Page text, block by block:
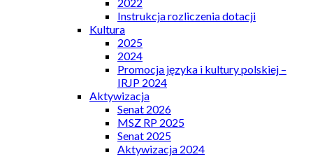
Instrukcja rozliczenia dotacji
Kultura
2025
2024
Promocja języka i kultury polskiej –
IRJP 2024
Aktywizacja
Senat 2026
MSZ RP 2025
Senat 2025
Aktywizacja 2024